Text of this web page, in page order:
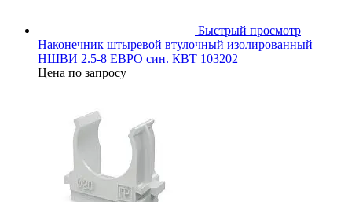
Быстрый просмотр
Наконечник штыревой втулочный изолированный
НШВИ 2.5-8 ЕВРО син. КВТ 103202
Цена по запросу